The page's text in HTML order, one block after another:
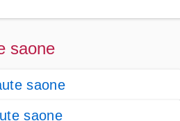
saone
saone
saone